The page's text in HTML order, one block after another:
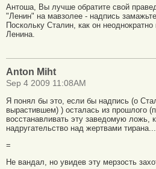
Антоша, Вы лучше обратите свой
"Ленин" на мавзолее - надпись
Поскольку Сталин, как он
Ленина.
Anton Miht
Sep 4 2009 11:08AM
Я понял бы это, если бы надпись (о
вырастившем) ) осталась из прошлого
восстанавливать эту заведомую ложь,
надругательство над жертвами тирана...
=
Не вандал, но увидев эту мерзость